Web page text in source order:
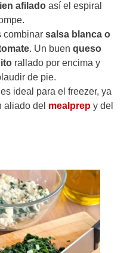
afilado así el espiral
combinar salsa blanca o
. Un buen queso
rallado por encima y
de pie.
es ideal para el freezer, ya
aliado del mealprep y del